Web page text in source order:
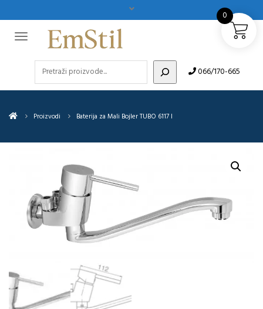
066/170-665
Proizvodi Baterija za Mali Bojler TUBO 6117 I
0